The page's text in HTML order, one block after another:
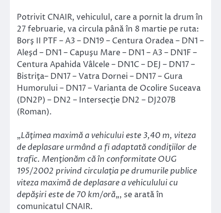
Potrivit CNAIR, vehiculul, care a pornit la drum în
27 februarie, va circula până în 8 martie pe ruta:
Borş II PTF – A3 – DN19 – Centura Oradea – DN1 –
Aleşd – DN1 – Capuşu Mare – DN1 – A3 – DN1F –
Centura Apahida Vâlcele – DN1C – DEJ – DN17 –
Bistriţa– DN17 – Vatra Dornei – DN17 – Gura
Humorului – DN17 – Varianta de Ocolire Suceava
(DN2P) – DN2 – Intersecţie DN2 – DJ207B
(Roman).
„Lăţimea maximă a vehicului este 3,40 m, viteza
de deplasare urmând a fi adaptată condiţiilor de
trafic. Menţionăm că în conformitate OUG
195/2002 privind circulaţia pe drumurile publice
viteza maximă de deplasare a vehiculului cu
depăşiri este de 70 km/oră„, se arată în
comunicatul CNAIR.